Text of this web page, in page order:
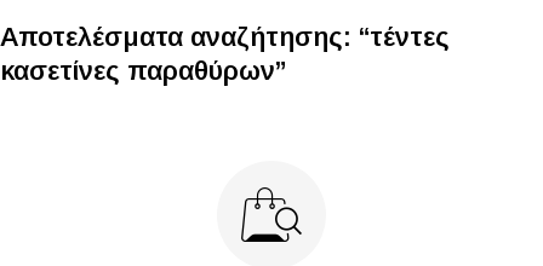
Αποτελέσματα αναζήτησης: “τέντες
κασετίνες παραθύρων”